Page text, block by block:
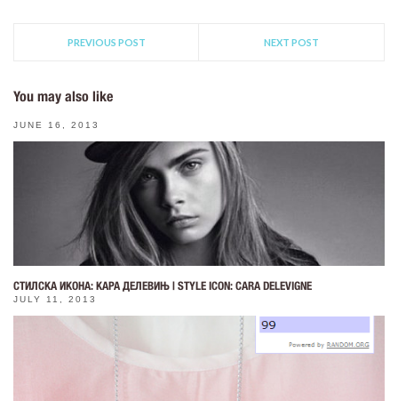
PREVIOUS POST NEXT POST
You may also like
JUNE 16, 2013
СТИЛСКА ИКОНА: КАРА ДЕЛEВИЊ | STYLE ICON: CARA DELEVIGNE
JULY 11, 2013